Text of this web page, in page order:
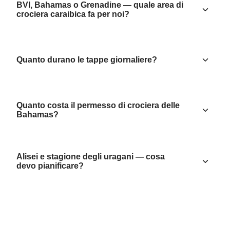
BVI, Bahamas o Grenadine — quale area di
crociera caraibica fa per noi?
Quanto durano le tappe giornaliere?
Quanto costa il permesso di crociera delle
Bahamas?
Alisei e stagione degli uragani — cosa
devo pianificare?